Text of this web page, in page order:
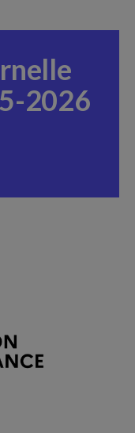
2026